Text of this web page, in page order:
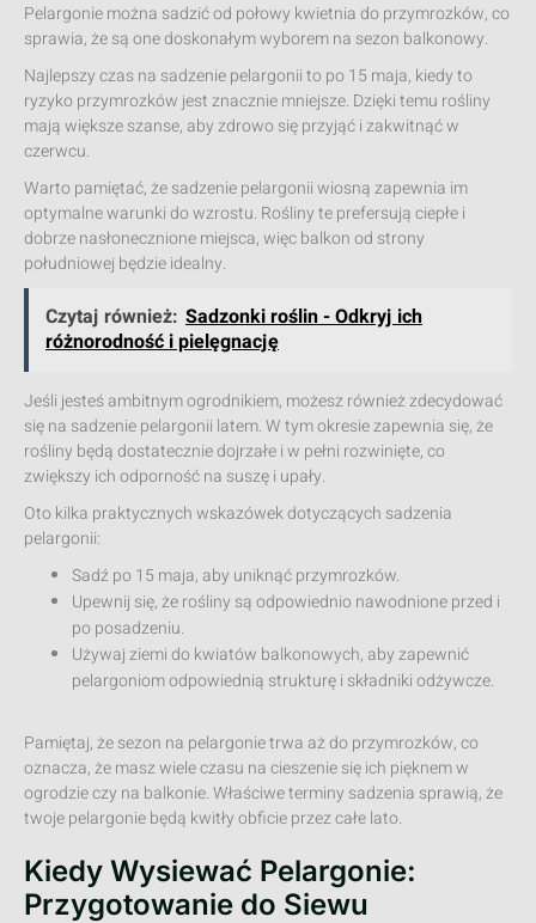
Pelargonie można sadzić od połowy kwietnia do przymrozków, co
sprawia, że są one doskonałym wyborem na sezon balkonowy.
Najlepszy czas na sadzenie pelargonii to po 15 maja, kiedy to
ryzyko przymrozków jest znacznie mniejsze. Dzięki temu rośliny
mają większe szanse, aby zdrowo się przyjąć i zakwitnąć w
czerwcu.
Warto pamiętać, że sadzenie pelargonii wiosną zapewnia im
optymalne warunki do wzrostu. Rośliny te prefersują ciepłe i
dobrze nasłonecznione miejsca, więc balkon od strony
południowej będzie idealny.
Czytaj również: Sadzonki roślin - Odkryj ich
różnorodność i pielęgnację
Jeśli jesteś ambitnym ogrodnikiem, możesz również zdecydować
się na sadzenie pelargonii latem. W tym okresie zapewnia się, że
rośliny będą dostatecznie dojrzałe i w pełni rozwinięte, co
zwiększy ich odporność na suszę i upały.
Oto kilka praktycznych wskazówek dotyczących sadzenia
pelargonii:
Sadź po 15 maja, aby uniknąć przymrozków.
Upewnij się, że rośliny są odpowiednio nawodnione przed i
po posadzeniu.
Używaj ziemi do kwiatów balkonowych, aby zapewnić
pelargoniom odpowiednią strukturę i składniki odżywcze.
Pamiętaj, że sezon na pelargonie trwa aż do przymrozków, co
oznacza, że masz wiele czasu na cieszenie się ich pięknem w
ogrodzie czy na balkonie. Właściwe terminy sadzenia sprawią, że
twoje pelargonie będą kwitły obficie przez całe lato.
Kiedy Wysiewać Pelargonie:
Przygotowanie do Siewu